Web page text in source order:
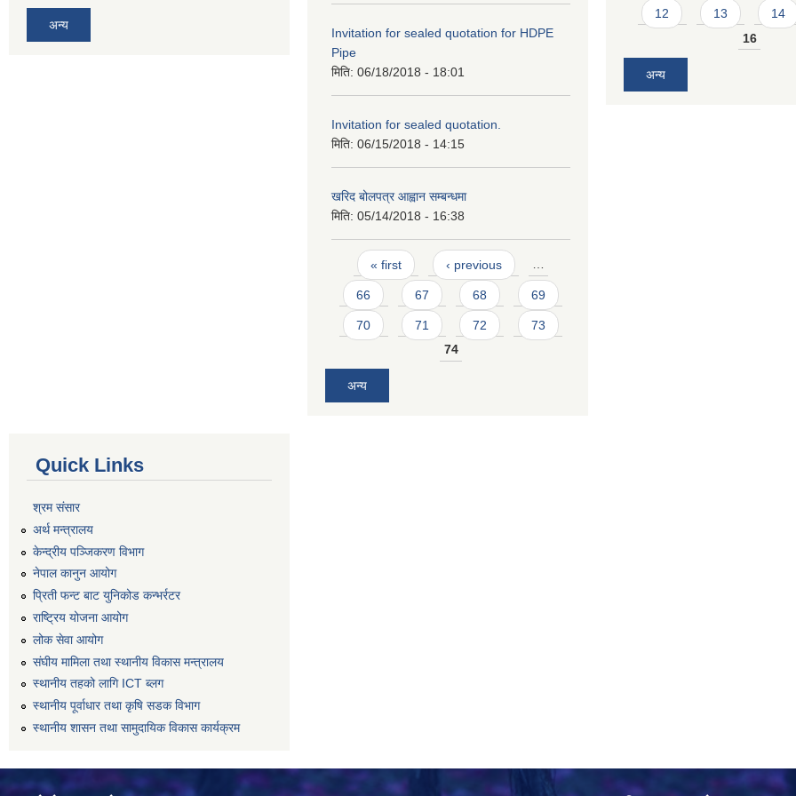
अन्य
Invitation for sealed quotation for HDPE
Pipe
मिति: 06/18/2018 - 18:01
Invitation for sealed quotation.
मिति: 06/15/2018 - 14:15
खरिद बोलपत्र आह्वान सम्बन्धमा
मिति: 05/14/2018 - 16:38
Pages
« first ‹ previous …
66 67 68 69
70 71 72
73
74
अन्य
12 13 14
16
अन्य
Quick Links
श्रम संसार
अर्थ मन्त्रालय
केन्द्रीय पञ्जिकरण विभाग
नेपाल कानुन आयोग
प्रिती फन्ट बाट युनिकोड कन्भर्रटर
राष्ट्रिय योजना आयोग
लोक सेवा आयोग
संघीय मामिला तथा स्थानीय विकास मन्त्रालय
स्थानीय तहको लागि ICT ब्लग
स्थानीय पूर्वाधार तथा कृषि सडक विभाग
स्थानीय शासन तथा सामुदायिक विकास कार्यक्रम